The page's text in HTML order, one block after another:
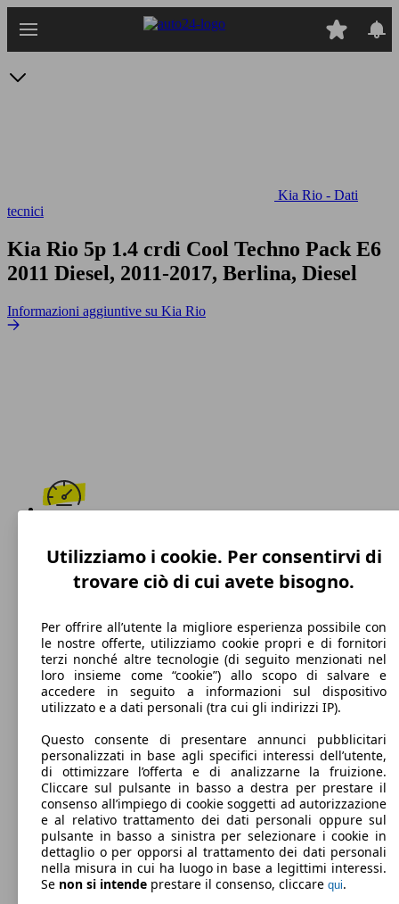
Kia Rio - Dati
tecnici
Kia Rio 5p 1.4 crdi Cool Techno Pack E6
2011 Diesel, 2011-2017, Berlina, Diesel
Informazioni aggiuntive su Kia Rio
Diesel
Carburante
102 g/km
Emissioni di CO2 (combinato)*
Ø 3.9 l/100km
Utilizziamo i cookie. Per consentirvi di
trovare ciò di cui avete bisogno.
Per offrire all’utente la migliore esperienza possibile con
le nostre offerte, utilizziamo cookie propri e di fornitori
terzi nonché altre tecnologie (di seguito menzionati nel
loro insieme come “cookie”) allo scopo di salvare e
accedere in seguito a informazioni sul dispositivo
utilizzato e a dati personali (tra cui gli indirizzi IP).
Questo consente di presentare annunci pubblicitari
personalizzati in base agli specifici interessi dell’utente,
di ottimizzare l’offerta e di analizzarne la fruizione.
Cliccare sul pulsante in basso a destra per prestare il
consenso all’impiego di cookie soggetti ad autorizzazione
e al relativo trattamento dei dati personali oppure sul
pulsante in basso a sinistra per selezionare i cookie in
dettaglio o per opporsi al trattamento dei dati personali
nella misura in cui ha luogo in base a legittimi interessi.
Se non si intende prestare il consenso, cliccare qui.